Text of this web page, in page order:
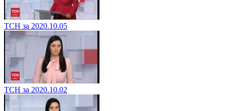
ТСН за 2020.10.05
ТСН за 2020.10.02